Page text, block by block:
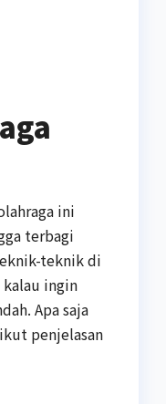
ini
terbagi
teknik di
kalau ingin
Apa saja
penjelasan